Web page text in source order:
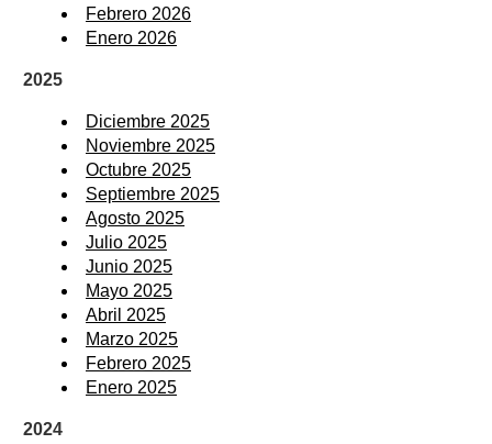
Febrero 2026
Enero 2026
2025
Diciembre 2025
Noviembre 2025
Octubre 2025
Septiembre 2025
Agosto 2025
Julio 2025
Junio 2025
Mayo 2025
Abril 2025
Marzo 2025
Febrero 2025
Enero 2025
2024